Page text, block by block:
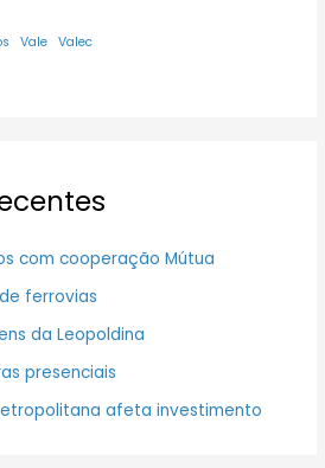
Vale Valec
com cooperação Mútua
ferrovias
da Leopoldina
presenciais
afeta investimento